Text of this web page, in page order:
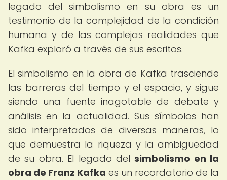
legado del simbolismo en su obra es un
testimonio de la complejidad de la condición
humana y de las complejas realidades que
Kafka exploró a través de sus escritos.
El simbolismo en la obra de Kafka trasciende
las barreras del tiempo y el espacio, y sigue
siendo una fuente inagotable de debate y
análisis en la actualidad. Sus símbolos han
sido interpretados de diversas maneras, lo
que demuestra la riqueza y la ambigüedad
de su obra. El legado delsimbolismo en la
obra de Franz Kafka es un recordatorio de la